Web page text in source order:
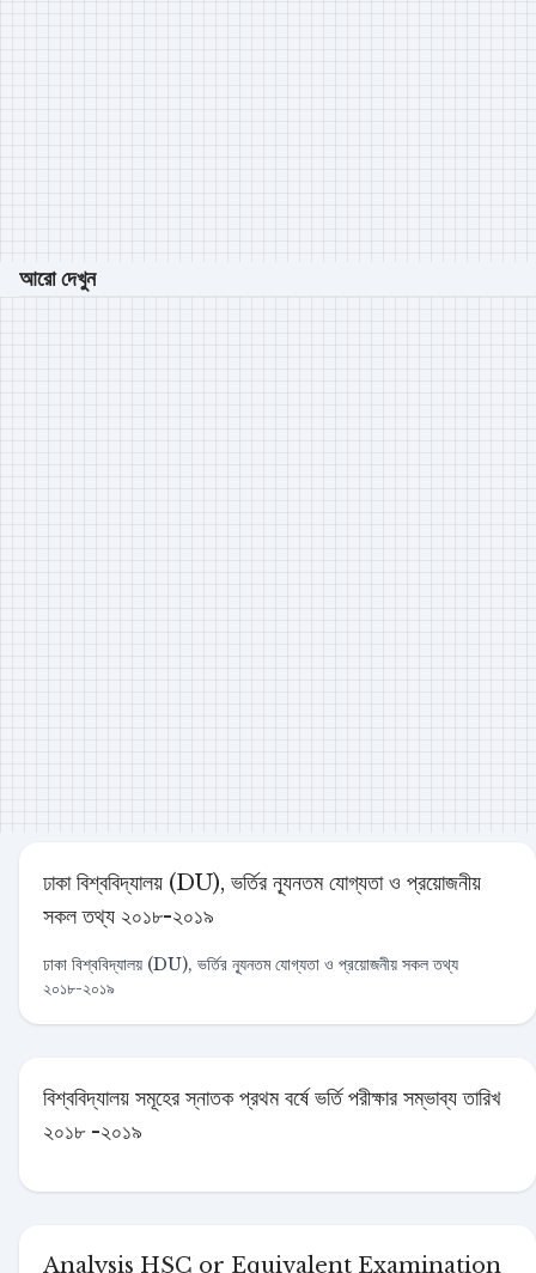
আরো দেখুন
ঢাকা বিশ্ববিদ্যালয় (DU), ভর্তির ন্যূনতম যোগ্যতা ও প্রয়োজনীয়
সকল তথ্য ২০১৮-২০১৯
ঢাকা বিশ্ববিদ্যালয় (DU), ভর্তির ন্যূনতম যোগ্যতা ও প্রয়োজনীয় সকল তথ্য
২০১৮-২০১৯
বিশ্ববিদ্যালয় সমূহের স্নাতক প্রথম বর্ষে ভর্তি পরীক্ষার সম্ভাব্য তারিখ
২০১৮ -২০১৯
Analysis HSC or Equivalent Examination